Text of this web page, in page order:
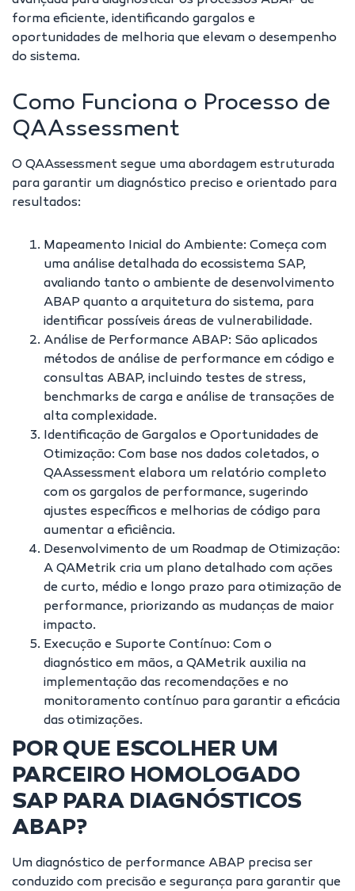
forma eficiente, identificando gargalos e
oportunidades de melhoria que elevam o desempenho
do sistema.
Como Funciona o Processo de
QAAssessment
O QAAssessment segue uma abordagem estruturada
para garantir um diagnóstico preciso e orientado para
resultados:
Mapeamento Inicial do Ambiente: Começa com
uma análise detalhada do ecossistema SAP,
avaliando tanto o ambiente de desenvolvimento
ABAP quanto a arquitetura do sistema, para
identificar possíveis áreas de vulnerabilidade.
Análise de Performance ABAP: São aplicados
métodos de análise de performance em código e
consultas ABAP, incluindo testes de stress,
benchmarks de carga e análise de transações de
alta complexidade.
Identificação de Gargalos e Oportunidades de
Otimização: Com base nos dados coletados, o
QAAssessment elabora um relatório completo
com os gargalos de performance, sugerindo
ajustes específicos e melhorias de código para
aumentar a eficiência.
Desenvolvimento de um Roadmap de Otimização:
A QAMetrik cria um plano detalhado com ações
de curto, médio e longo prazo para otimização de
performance, priorizando as mudanças de maior
impacto.
Execução e Suporte Contínuo: Com o
diagnóstico em mãos, a QAMetrik auxilia na
implementação das recomendações e no
monitoramento contínuo para garantir a eficácia
das otimizações.
POR QUE ESCOLHER UM
PARCEIRO HOMOLOGADO
SAP PARA DIAGNÓSTICOS
ABAP?
Um diagnóstico de performance ABAP precisa ser
conduzido com precisão e segurança para garantir que